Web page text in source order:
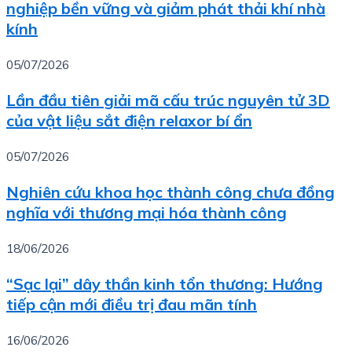
nghiệp bền vững và giảm phát thải khí nhà
kính
05/07/2026
Lần đầu tiên giải mã cấu trúc nguyên tử 3D
của vật liệu sắt điện relaxor bí ẩn
05/07/2026
Nghiên cứu khoa học thành công chưa đồng
nghĩa với thương mại hóa thành công
18/06/2026
“Sạc lại” dây thần kinh tổn thương: Hướng
tiếp cận mới điều trị đau mãn tính
16/06/2026